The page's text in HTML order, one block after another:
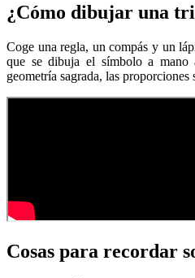
¿Cómo dibujar una
Coge una regla, un compás y un
que se dibuja el símbolo a mano
geometría sagrada, las proporciones
Cosas para recordar